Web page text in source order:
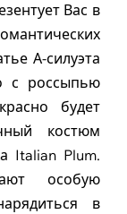
Вас в
А-силуэта
с россыпью
будет
костюм
Italian Plum.
особую
в